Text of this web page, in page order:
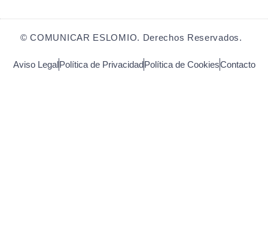
© COMUNICAR ESLOMIO. Derechos Reservados.
Aviso LegalPolítica de PrivacidadPolítica de CookiesContacto